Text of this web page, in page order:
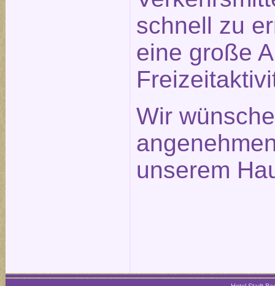
schnell zu
eine große
Wir
unserem